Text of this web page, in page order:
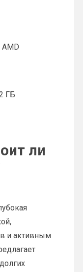
ГБ
ли
и активным